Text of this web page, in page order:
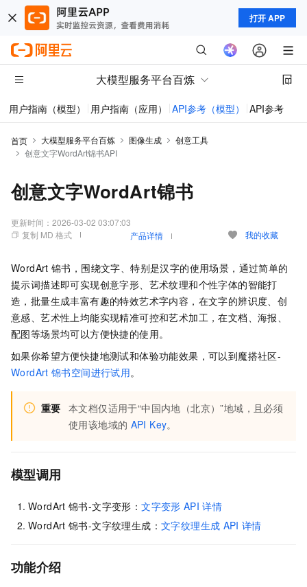
打开 APP
大模型服务平台百炼
用户指南（模型） 用户指南（应用） API参考（模型） API参考（应
首页 大模型服务平台百炼 图像生成
创意工具
创意文字WordArt锦书API
创意文字WordArt锦书
更新时间： 2026-03-02 03:07:03
复制 MD 格式
产品详情 我的收藏
WordArt 锦书，围绕文字、特别是汉字的使用场景，通过简单的
提示词描述即可实现创意字形、艺术纹理和个性字体的智能打
造，批量生成丰富有趣的特效艺术字内容，在文字的辨识度、创
意感、艺术性上均能实现精准可控和艺术加工，在文档、海报、
配图等场景均可以方便快捷的使用。
如果你希望方便快捷地测试和体验功能效果，可以到魔搭社区-
WordArt 锦书空间进行试用。
重要 本文档仅适用于“中国内地（北京）”地域，且必须
使用该地域的 API Key。
模型调用
WordArt 锦书-文字变形：文字变形 API 详情
WordArt 锦书-文字纹理生成： 文字纹理生成 API 详情
功能介绍